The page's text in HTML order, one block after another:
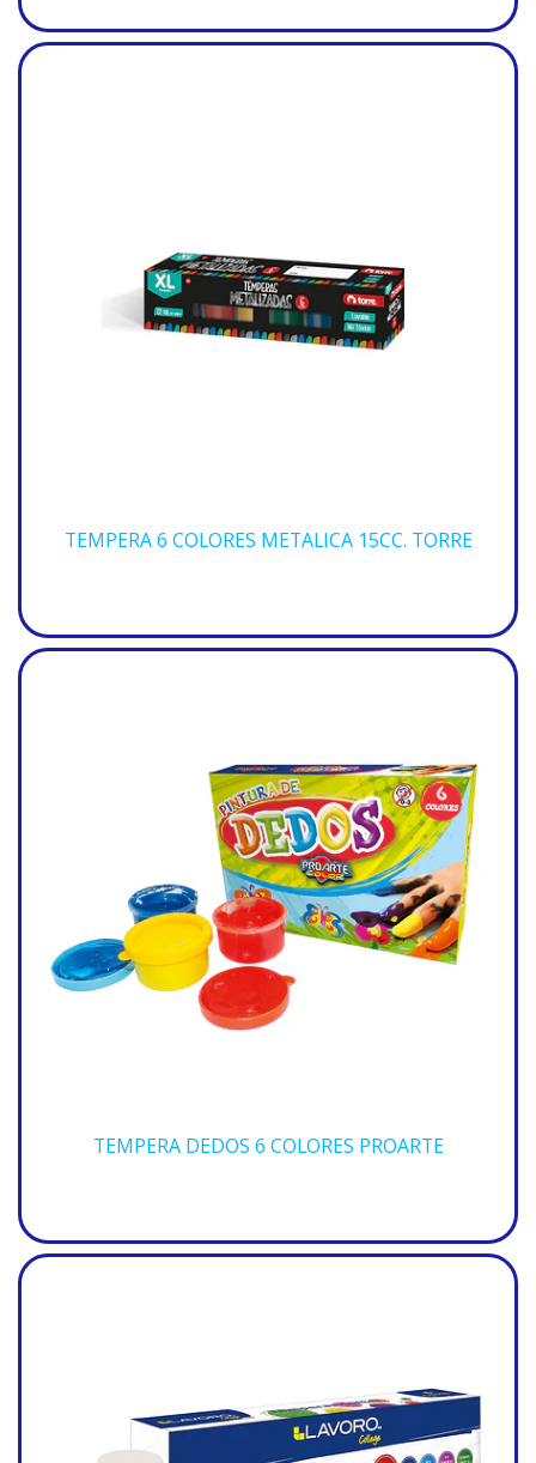
TEMPERA 6 COLORES METALICA 15CC. TORRE
TEMPERA DEDOS 6 COLORES PROARTE